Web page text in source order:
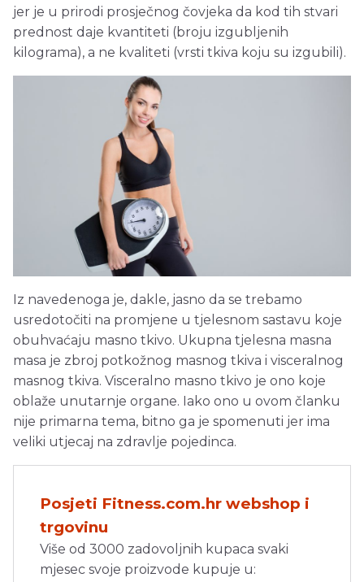
jer je u prirodi prosječnog čovjeka da kod tih stvari
prednost daje kvantiteti (broju izgubljenih
kilograma), a ne kvaliteti (vrsti tkiva koju su izgubili).
Iz navedenoga je, dakle, jasno da se trebamo
usredotočiti na promjene u tjelesnom sastavu koje
obuhvaćaju masno tkivo. Ukupna tjelesna masna
masa je zbroj potkožnog masnog tkiva i visceralnog
masnog tkiva. Visceralno masno tkivo je ono koje
oblaže unutarnje organe. Iako ono u ovom članku
nije primarna tema, bitno ga je spomenuti jer ima
veliki utjecaj na zdravlje pojedinca.
Posjeti Fitness.com.hr webshop i
trgovinu
Više od 3000 zadovoljnih kupaca svaki
mjesec svoje proizvode kupuje u: